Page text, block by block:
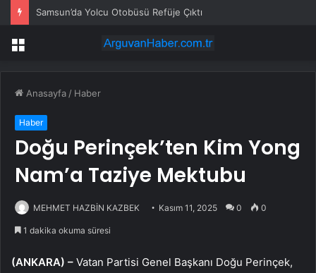
Samsun’da Yolcu Otobüsü Refüje Çıktı
Menü
Anasayfa / Haber
Haber
Doğu Perinçek’ten Kim Yong
Nam’a Taziye Mektubu
MEHMET HAZBİN KAZBEK Kasım 11, 2025 0 0
1 dakika okuma süresi
(ANKARA) – Vatan Partisi Genel Başkanı Doğu Perinçek,